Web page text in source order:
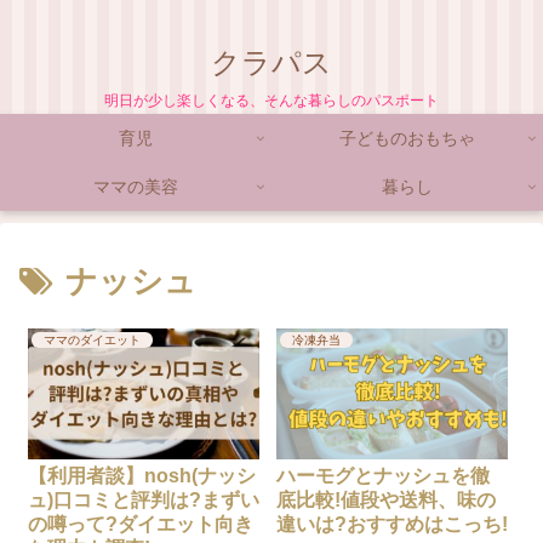
クラパス
明日が少し楽しくなる、そんな暮らしのパスポート
育児 子どものおもちゃ
ママの美容 暮らし
ナッシュ
ママのダイエット
【利用者談】nosh(ナッシ
ュ)口コミと評判は?まずい
の噂って?ダイエット向き
冷凍弁当
ハーモグとナッシュを徹
底比較!値段や送料、味の
違いは?おすすめはこっち!